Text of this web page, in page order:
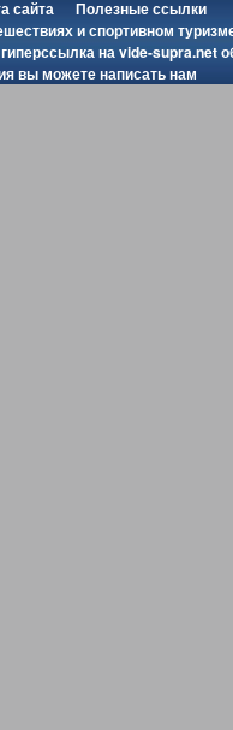
сайта
Полезные ссылки
и спортивном
наvide-supra.net
вы можетенаписать нам